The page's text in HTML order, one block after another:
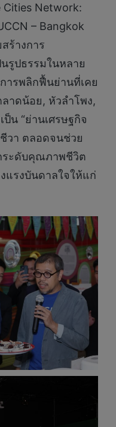
Cities Network:
– Bangkok
ร้างการ
รูปธรรมในหลาย
ารพลิกฟื้นย่านที่เคย
าดน้อย, หัวลำโพง,
น “ย่านเศรษฐกิจ
วา ตลอดจนช่วย
ระดับคุณภาพชีวิต
แรงบันดาลใจให้แก่